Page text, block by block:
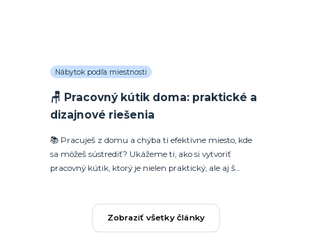
Nábytok podľa miestnosti
🪑 Pracovný kútik doma: praktické a
dizajnové riešenia
📚 Pracuješ z domu a chýba ti efektívne miesto, kde
sa môžeš sústrediť? Ukážeme ti, ako si vytvoriť
pracovný kútik, ktorý je nielen praktický, ale aj š...
Zobraziť všetky články